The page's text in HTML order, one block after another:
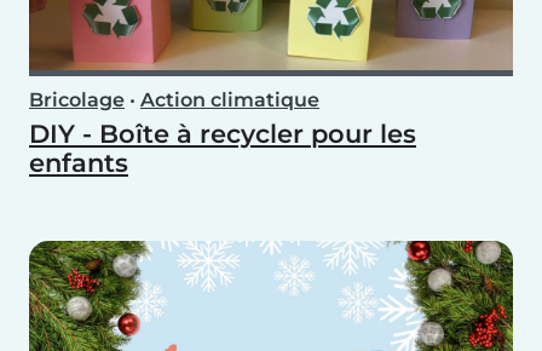
Bricolage • Action climatique
DIY - Boîte à recycler pour les
enfants